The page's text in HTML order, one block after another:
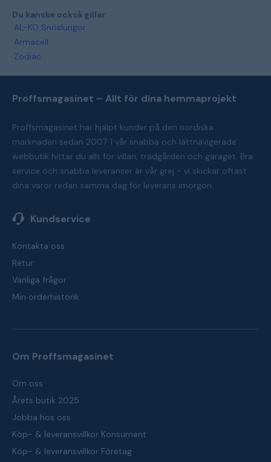
Du kanske också gillar
AL-KO Snöslungor
Armacell
Zodiac
Proffsmagasinet – Allt för dina hemmaprojekt
Proffsmagasinet har hjälpt kunder på den nordiska
marknaden sedan 2007. I vår snabba och lättnavigerade
webbutik hittar du allt för villan, trädgården och garaget. Bra
service och snabba leveranser är vår grej - vi skickar oftast
dina varor redan samma dag för leverans imorgon.
Kundservice
Kontakta oss
Retur
Vanliga frågor
Min orderhistorik
Om Proffsmagasinet
Om oss
Årets butik 2025
Jobba hos oss
Köp- & leveransvillkor Konsument
Köp- & leveransvillkor Företag